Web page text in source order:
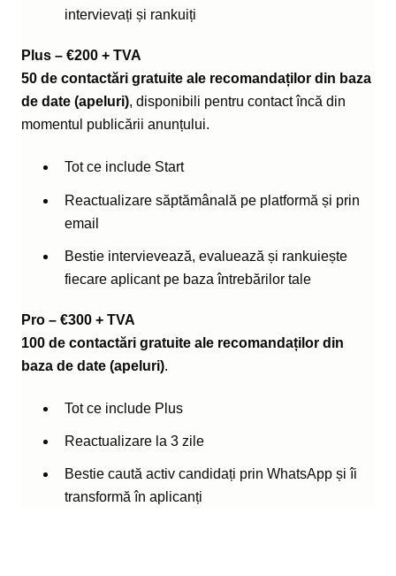
intervievați și rankuiți
Plus – €200 + TVA
50 de contactări gratuite ale recomandaților din baza
de date (apeluri), disponibili pentru contact încă din
momentul publicării anunțului.
Tot ce include Start
Reactualizare săptămânală pe platformă și prin
email
Bestie intervievează, evaluează și rankuiește
fiecare aplicant pe baza întrebărilor tale
Pro – €300 + TVA
100 de contactări gratuite ale recomandaților din
baza de date (apeluri).
Tot ce include Plus
Reactualizare la 3 zile
Bestie caută activ candidați prin WhatsApp și îi
transformă în aplicanți